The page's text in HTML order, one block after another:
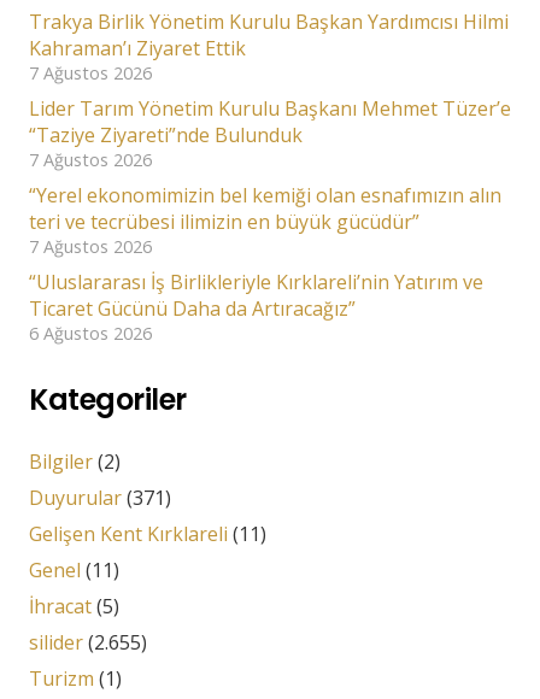
Trakya Birlik Yönetim Kurulu Başkan Yardımcısı Hilmi
Kahraman’ı Ziyaret Ettik
7 Ağustos 2026
Lider Tarım Yönetim Kurulu Başkanı Mehmet Tüzer’e
“Taziye Ziyareti”nde Bulunduk
7 Ağustos 2026
“Yerel ekonomimizin bel kemiği olan esnafımızın alın
teri ve tecrübesi ilimizin en büyük gücüdür”
7 Ağustos 2026
“Uluslararası İş Birlikleriyle Kırklareli’nin Yatırım ve
Ticaret Gücünü Daha da Artıracağız”
6 Ağustos 2026
Kategoriler
Bilgiler(2)
Duyurular(371)
Gelişen Kent Kırklareli (11)
Genel (11)
İhracat(5)
silider(2.655)
Turizm (1)